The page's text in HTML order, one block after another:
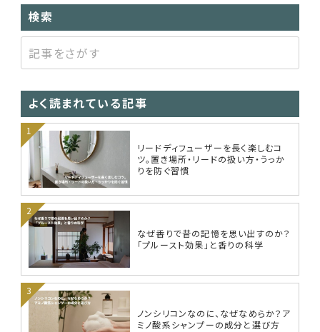
検索
よく読まれている記事
リードディフューザーを長く楽しむコ
ツ。置き場所・リードの扱い方・うっか
りを防ぐ習慣
なぜ香りで昔の記憶を思い出すのか？
「プルースト効果」と香りの科学
ノンシリコンなのに、なぜなめらか？ア
ミノ酸系シャンプーの成分と選び方